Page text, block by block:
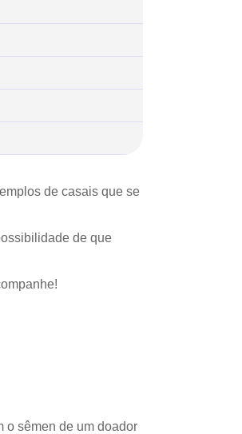
de casais que se
de que
o sêmen de um doador